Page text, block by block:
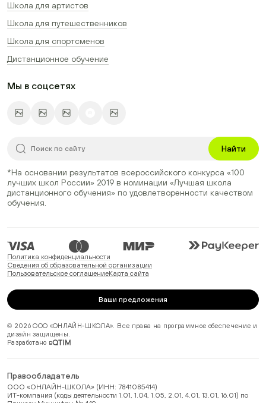
Школа для артистов
Школа для путешественников
Школа для спортсменов
Дистанционное обучение
Мы в соцсетях
Найти
*На основании результатов всероссийского конкурса «100
лучших школ России» 2019 в номинации «Лучшая школа
дистанционного обучения» по удовлетворенности качеством
обучения.
Политика конфиденциальности
Сведения об образовательной организации
Пользовательское соглашениеКарта сайта
Ваши предложения
© 2026 ООО «ОНЛАЙН-ШКОЛА». Все права на программное обеспечение и
дизайн защищены.
Разработано в
Правообладатель
ООО «ОНЛАЙН-ШКОЛА» (ИНН: 7841085414)
ИТ-компания (коды деятельности 1.01, 1.04, 1.05, 2.01, 4.01, 13.01, 16.01) по